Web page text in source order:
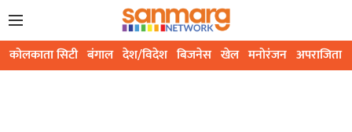
कोलकाता सिटी बंगाल देश/विदेश बिजनेस खेल मनोरंजन अपराजिता